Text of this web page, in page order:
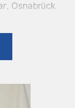
, Osnabrück
trick pony,